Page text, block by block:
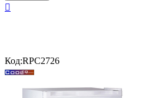

Код:RPC2726